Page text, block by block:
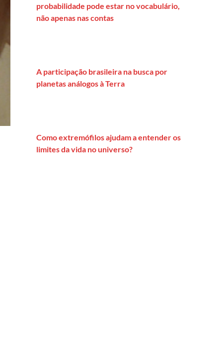
probabilidade pode estar no vocabulário,
não apenas nas contas
A participação brasileira na busca por
planetas análogos à Terra
Como extremófilos ajudam a entender os
limites da vida no universo?